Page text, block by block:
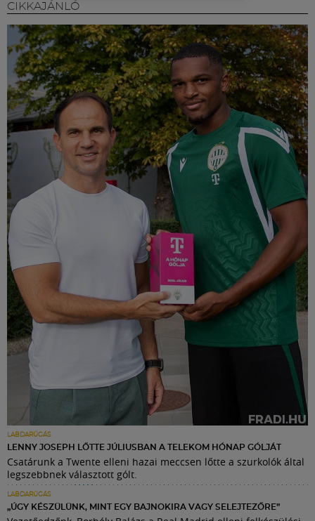
CIKKAJÁNLÓ
LABDARÚGÁS
LENNY JOSEPH LŐTTE JÚLIUSBAN A TELEKOM HÓNAP GÓLJÁT
Csatárunk a Twente elleni hazai meccsen lőtte a szurkolók által
legszebbnek választott gólt.
LABDARÚGÁS
„ÚGY KÉSZÜLÜNK, MINT EGY BAJNOKIRA VAGY SELEJTEZŐRE”